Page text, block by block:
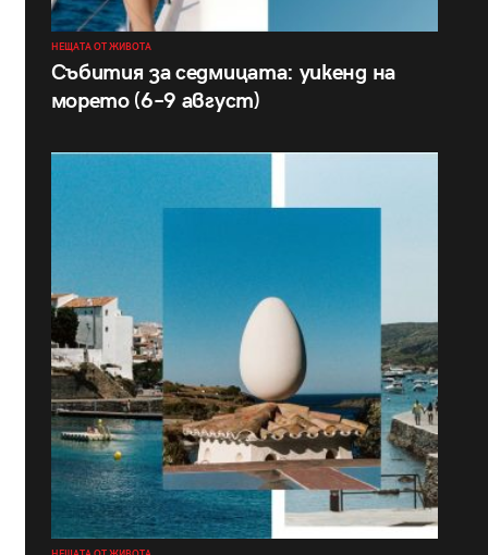
НЕЩАТА ОТ ЖИВОТА
Събития за седмицата: уикенд на
морето (6–9 август)